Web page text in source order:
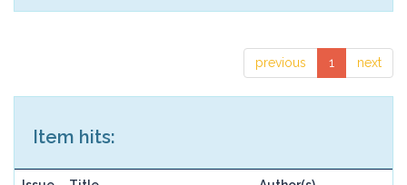
previous 1 next
Item hits: